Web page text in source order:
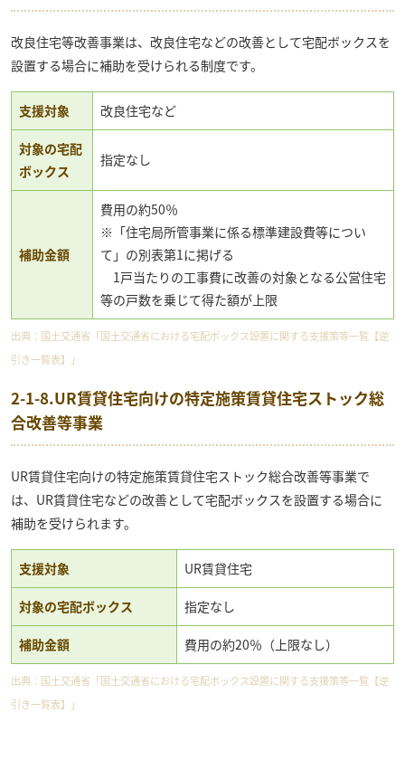
改良住宅等改善事業は、改良住宅などの改善として宅配ボックスを
設置する場合に補助を受けられる制度です。
支援対象 改良住宅など
対象の宅配
ボックス
指定なし
補助金額
費用の約50％
※「住宅局所管事業に係る標準建設費等につい
て」の別表第1に掲げる
1戸当たりの工事費に改善の対象となる公営住宅
等の戸数を乗じて得た額が上限
出典： 国土交通省「国土交通省における宅配ボックス設置に関する支援策等一覧【逆
引き一覧表】」
2-1-8.UR賃貸住宅向けの特定施策賃貸住宅ストック総
合改善等事業
UR賃貸住宅向けの特定施策賃貸住宅ストック総合改善等事業で
は、UR賃貸住宅などの改善として宅配ボックスを設置する場合に
補助を受けられます。
支援対象 UR賃貸住宅
対象の宅配ボックス 指定なし
補助金額 費用の約20％（上限なし）
出典： 国土交通省「国土交通省における宅配ボックス設置に関する支援策等一覧【逆
引き一覧表】」